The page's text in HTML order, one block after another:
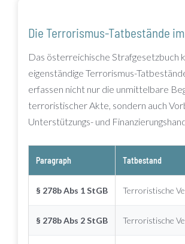
Die Terrorismus-Tatbestände
Das österreichische Strafgesetzbuch
eigenständige Terrorismus-
erfassen nicht nur die unmittelbare
terroristischer Akte, sondern auch
Unterstützungs- und
Paragraph Tatbestand
§ 278b Abs 1 StGB Terroristische
§ 278b Abs 2 StGB Terroristische